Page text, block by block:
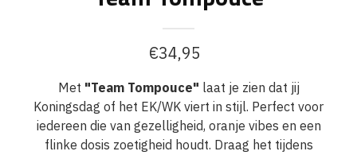
€34,95
Met "Team Tompouce" laat je zien dat jij
Koningsdag of het EK/WK viert in stijl. Perfect voor
iedereen die van gezelligheid, oranje vibes en een
flinke dosis zoetigheid houdt. Draag het tijdens